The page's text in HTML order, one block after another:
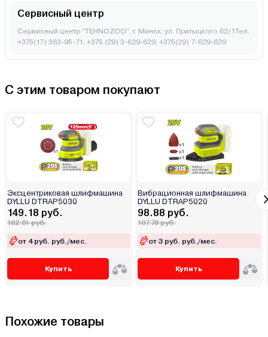
Сервисный центр
Сервисный центр "TEHNOZOO", г. Минск, ул. Притыцкого 62/1Тел.
+375(17) 363-95-71, +375 (29) 3-629-629, +375(29) 7-629-629
С этим товаром покупают
Эксцентриковая шлифмашина
DYLLU DTRAP5030
149.18 руб.
162.61 руб.
от 4 руб. руб./мес.
Купить
Вибрационная шлифмашина
DYLLU DTRAP5020
98.88 руб.
107.78 руб.
от 3 руб. руб./мес.
Купить
Похожие товары